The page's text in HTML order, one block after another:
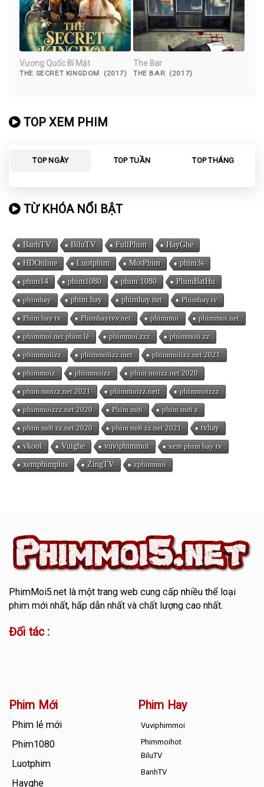
Vương Quốc Bí Mật
THE SECRET KINGDOM (2017)
The Bar
THE BAR (2017)
TOP XEM PHIM
TOP NGÀY TOP TUẦN TOP THÁNG
TỪ KHÓA NỔI BẬT
BanhTV BiluTV FullPhim HayGhe
HDOnline Luotphim MotPhim phim3s
phim14 phim1080 phim 1080 PhimBatHu
phimhay phim hay phimhay.net Phimhay.tv
Phim hay tv Phimhaytvv.net phimmoi phimmoi.net
phimmoi.net phim lẻ phimmoi.zzz phimmoii.zz
phimmoiizz phimmoiizz.met phimmoiizz.net 2021
phimmoiz phimmoizz phim moizz.net 2020
phim moizz.net 2021 phimmoizz.nett phimmoizzz
phimmoizzz.net 2020 Phim mới phim mới z
phim mới zz.net 2020 phim mới zz.net 2021 tvhay
vkool Vuighe vuviphimmoi xem phim hay tv
xemphimplus ZingTV zphimmoi
PhimMoi5.netlà một trang web cung cấp nhiều thể loại
phim mới nhất, hấp dẫn nhất và chất lượng cao nhất.
Đối tác :
Phim Mới
Phim lẻ mới
Phim1080
Luotphim
Hayghe
Phim Hay
Vuviphimmoi
Phimmoihot
BiluTV
BanhTV